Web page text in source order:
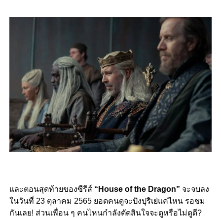
และตอนสุดท้ายของซีรีส์ “House of the Dragon” จะจบลง
ในวันที่ 23 ตุลาคม 2565 ยอดคนดูจะปังปุริเย่แค่ไหน รอชม
กันเลย! ส่วนเพื่อน ๆ คนไหนกำลังตัดสินใจจะดูหรือไม่ดูดี?